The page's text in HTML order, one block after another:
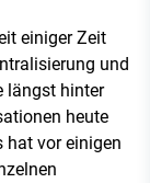
einiger Zeit
und
längst hinter
heute
hat vor einigen